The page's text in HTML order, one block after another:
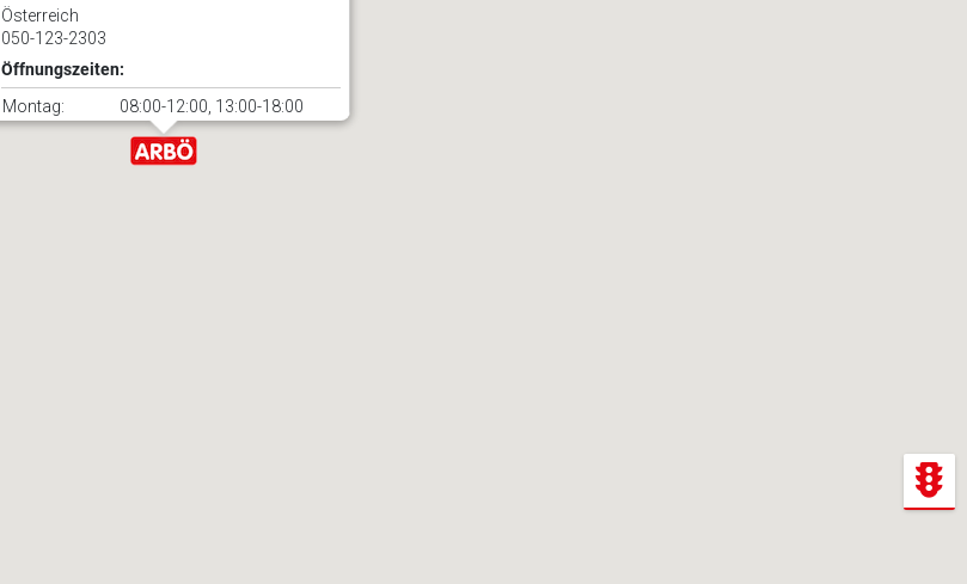
Österreich
050-123-2303
Öffnungszeiten:
Montag:
08:00-12:00, 13:00-18:00
Dienstag:
08:00-12:00, 13:00-18:00
08:00-12:00, 13:00-18:00